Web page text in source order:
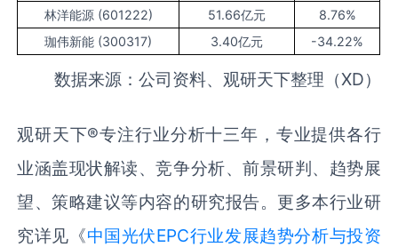
林洋能源 (601222)
51.66亿元
8.76%
珈伟新能 (300317)
3.40亿元 -34.22%
数据来源：公司资料、观研天下整理（XD）
观研天下®专注行业分析十三年，专业提供各行
业涵盖现状解读、竞争分析、前景研判、趋势展
望、策略建议等内容的研究报告。更多本行业研
究详见《中国光伏EPC行业发展趋势分析与投资